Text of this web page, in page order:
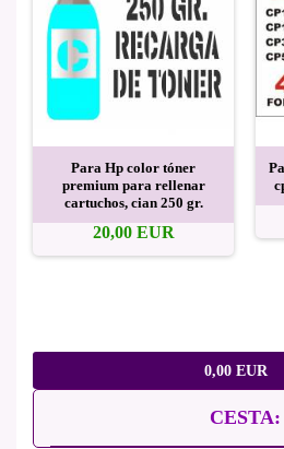
0,00 EUR
CESTA:
Para Hp color tóner
premium para rellenar
cartuchos, cian 250 gr.
20,00 EUR